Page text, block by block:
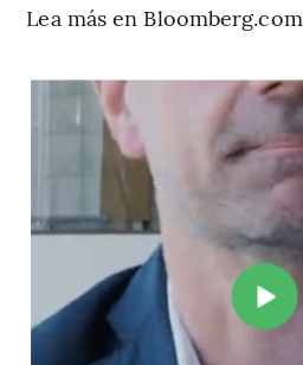
Lea más en Bloomberg.com